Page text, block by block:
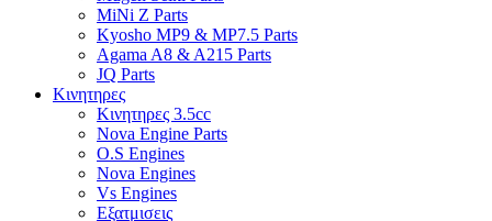
MiNi Z Parts
Kyosho MP9 & MP7.5 Parts
Agama A8 & A215 Parts
JQ Parts
Κινητηρες
Κινητηρες 3.5cc
Nova Engine Parts
O.S Engines
Nova Engines
Vs Engines
Εξατμισεις